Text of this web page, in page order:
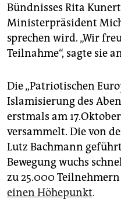
Bündnisses Rita
Ministerpräsident
sprechen wird. „Wir
Teilnahme“, sagte sie
Die „Patriotischen
Islamisierung des
erstmals am
versammelt. Die von
Lutz Bachmann
Bewegung wuchs
zu 25.000 Teilnehmern
einen Höhepunkt.